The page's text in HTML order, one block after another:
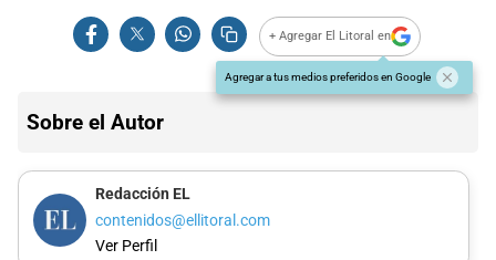
+ Agregar El Litoral en
Agregar a tus medios preferidos en Google
Sobre el Autor
Redacción EL
contenidos@ellitoral.com
Ver Perfil